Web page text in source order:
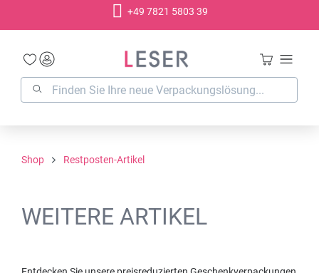
+49 7821 5803 39
Shop Restposten-Artikel
WEITERE ARTIKEL